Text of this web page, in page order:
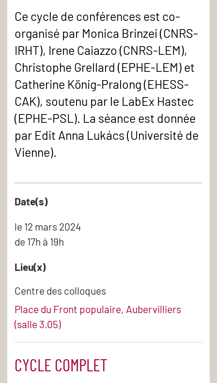
Ce cycle de conférences est co-
organisé par Monica Brinzei (CNRS-
IRHT), Irene Caiazzo (CNRS-LEM),
Christophe Grellard (EPHE-LEM) et
Catherine König-Pralong (EHESS-
CAK), soutenu par le LabEx Hastec
(EPHE-PSL). La séance est donnée
par Edit Anna Lukács (Université de
Vienne).
Date(s)
le 12 mars 2024
de 17h à 19h
Lieu(x)
Centre des colloques
Place du Front populaire, Aubervilliers
(salle 3.05)
CYCLE COMPLET